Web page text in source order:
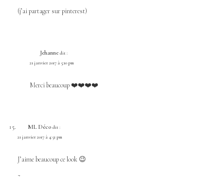
(j’ai partager sur pinterest)
Jehanne dit :
21 janvier 2017 à 5:10 pm
Merci beaucoup ❤️❤️❤️❤️
ML Déco dit :
21 janvier 2017 à 4:51 pm
J’aime beaucoup ce look 😉
~